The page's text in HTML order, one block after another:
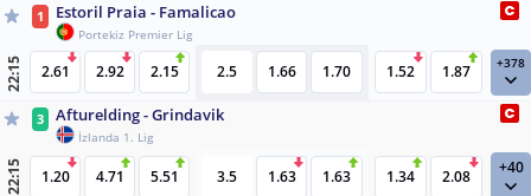
1 Estoril Praia - Famalicao
Portekiz Premier Lig
22:15 2.61 2.92 2.15 2.5 1.66 1.70 1.52 1.87 +378
3 Afturelding - Grindavik
İzlanda 1. Lig
22:15 1.20 4.71 5.51 3.5 1.63 1.63 1.34 2.08 +40